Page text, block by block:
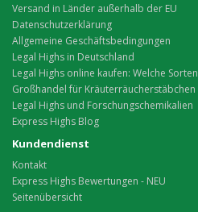
Versand in Länder außerhalb der EU
Datenschutzerklärung
Allgemeine Geschäftsbedingungen
Legal Highs in Deutschland
Legal Highs online kaufen: Welche
Großhandel für Kräuterräucherstäbchen
Legal Highs und Forschungschemikalien
Express Highs Blog
Kundendienst
Kontakt
Express Highs Bewertungen - NEU
Seitenübersicht